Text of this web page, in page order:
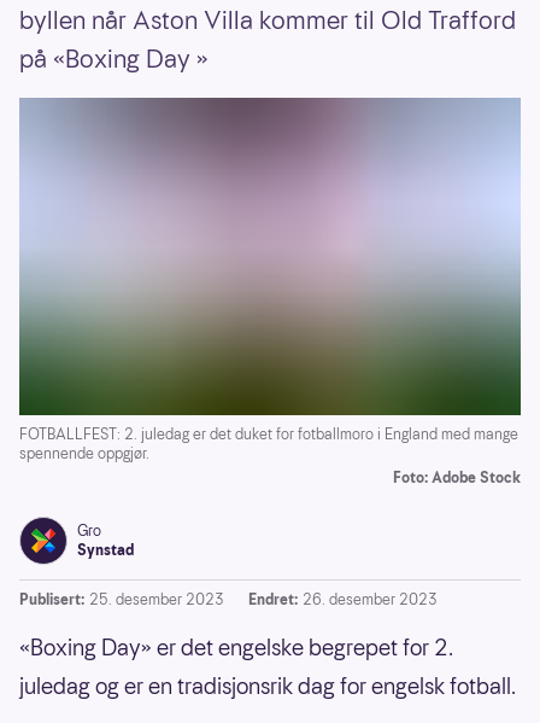
byllen når Aston Villa kommer til Old Trafford
på «Boxing Day »
FOTBALLFEST: 2. juledag er det duket for fotballmoro i England med mange
spennende oppgjør.
Foto: Adobe Stock
Gro
Synstad
Publisert: 25. desember 2023 Endret: 26. desember 2023
«Boxing Day» er det engelske begrepet for 2.
juledag og er en tradisjonsrik dag for engelsk fotball.